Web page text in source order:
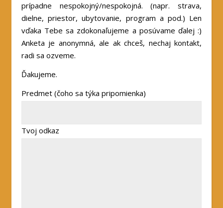
prípadne nespokojný/nespokojná. (napr. strava,
dielne, priestor, ubytovanie, program a pod.) Len
vďaka Tebe sa zdokonaľujeme a posúvame ďalej :)
Anketa je anonymná, ale ak chceš, nechaj kontakt,
radi sa ozveme.
Ďakujeme.
Predmet (čoho sa týka pripomienka)
Tvoj odkaz